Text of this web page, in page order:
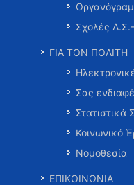
Σχολές
ΓΙΑ ΤΟΝ ΠΟΛΙΤΗ
Σας
Στατιστικά
Κοινωνικό
Νομοθεσία
ΕΠΙΚΟΙΝΩΝΙΑ